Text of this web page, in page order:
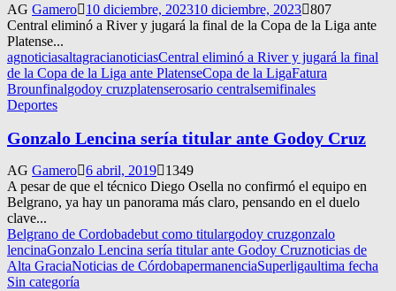
AG Gamero 10 diciembre, 202310 diciembre, 2023 807
Central eliminó a River y jugará la final de la Copa de la Liga ante
Platense...
agnoticiasaltagracianoticiasCentral eliminó a River y jugará la final
de la Copa de la Liga ante PlatenseCopa de la LigaFatura
Brounfinalgodoy cruzplatenserosario centralsemifinales
Deportes
Gonzalo Lencina sería titular ante Godoy Cruz
AG Gamero 6 abril, 2019
1349
A pesar de que el técnico Diego Osella no confirmó el equipo en
Belgrano, ya hay un panorama más claro, pensando en el duelo
clave...
Belgrano de Cordobadebut como titulargodoy cruzgonzalo
lencinaGonzalo Lencina sería titular ante Godoy Cruznoticias de
Alta GraciaNoticias de CórdobapermanenciaSuperligaultima fecha
Sin categoría